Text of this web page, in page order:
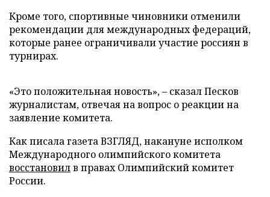
Кроме того, спортивные чиновники отменили
рекомендации для международных федераций,
которые ранее ограничивали участие россиян в
турнирах.
«Это положительная новость», – сказал Песков
журналистам, отвечая на вопрос о реакции на
заявление комитета.
Как писала газета ВЗГЛЯД, накануне исполком
Международного олимпийского комитета
восстановилв правах Олимпийский комитет
России.